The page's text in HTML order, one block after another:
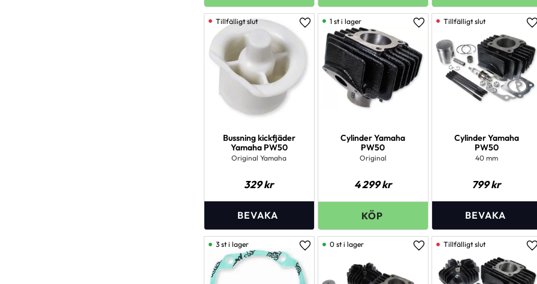
Bussning kickfjäder
Yamaha PW50
Original Yamaha
329kr
Lägg till i favoriter
Cylinder Yamaha
PW50
Original
4 299kr
Lägg till i favoriter
1 st i lager
Cylinder Yamaha
PW50
40 mm
799kr
Lägg till i favoriter
3 st i lager
Lägg till i favoriter
0 st i lager